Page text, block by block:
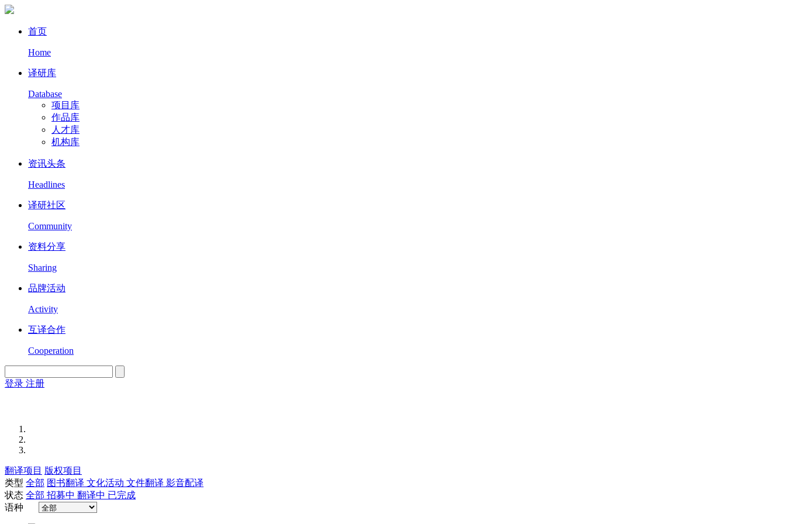
首页
Home
译研库
Database
项目库
作品库
人才库
机构库
资讯头条
Headlines
译研社区
Community
资料分享
Sharing
品牌活动
Activity
互译合作
Cooperation
登录 注册
翻译项目 版权项目
类型 全部 图书翻译 文化活动 文件翻译 影音配译
状态 全部 招募中 翻译中 已完成
语种